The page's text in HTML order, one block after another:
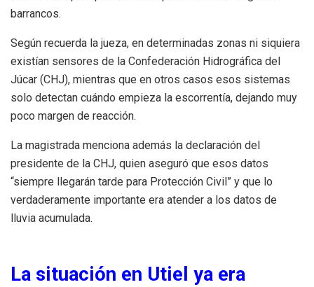
barrancos.
Según recuerda la jueza, en determinadas zonas ni siquiera
existían sensores de la Confederación Hidrográfica del
Júcar (CHJ), mientras que en otros casos esos sistemas
solo detectan cuándo empieza la escorrentía, dejando muy
poco margen de reacción.
La magistrada menciona además la declaración del
presidente de la CHJ, quien aseguró que esos datos
“siempre llegarán tarde para Protección Civil” y que lo
verdaderamente importante era atender a los datos de
lluvia acumulada.
La situación en Utiel ya era